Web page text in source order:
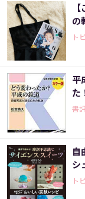
の
ト
平
た
書
自
シ
ト